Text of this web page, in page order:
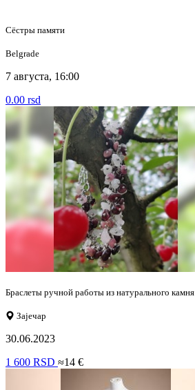
Сёстры памяти
Belgrade
7 августа, 16:00
0.00 rsd
Браслеты ручной работы из натурального камня
Зајечар
30.06.2023
1 600 RSD ≈14 €